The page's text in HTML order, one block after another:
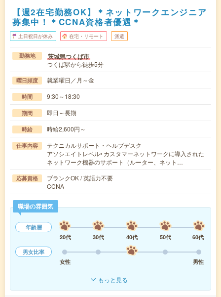
【週2在宅勤務OK】＊ネットワークエンジニア
募集中！＊CCNA資格者優遇＊
土日祝日が休み 在宅・リモート 派遣
勤務地 茨城県つくば市
つくば駅から徒歩5分
曜日頻度 就業曜日／月～金
時間 9:30～18:30
期間 即日～長期
時給 時給2,600円～
仕事内容
テクニカルサポート・ヘルプデスク
アソシエイトレベル• カスタマーネットワークに導入された
ネットワーク機器のサポート（ルーター、ネット…
応募資格
ブランクOK / 英語力不要
CCNA
職場の雰囲気
年齢層
20代
30代 40代 50代
60代
男女比率
女性
男性
もっと見る